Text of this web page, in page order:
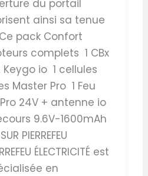
du portail
ainsi sa tenue
pack Confort
complets 1 CBx
Keygo io 1 cellules
Master Pro 1 Feu
24V + antenne io
9.6V-1600mAh
PIERREFEU
ÉLECTRICITÉ est
en